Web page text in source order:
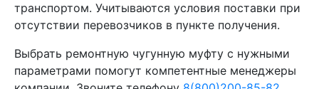
транспортом. Учитываются условия поставки при
отсутствии перевозчиков в пункте получения.
Выбрать ремонтную чугунную муфту с нужными
параметрами помогут компетентные менеджеры